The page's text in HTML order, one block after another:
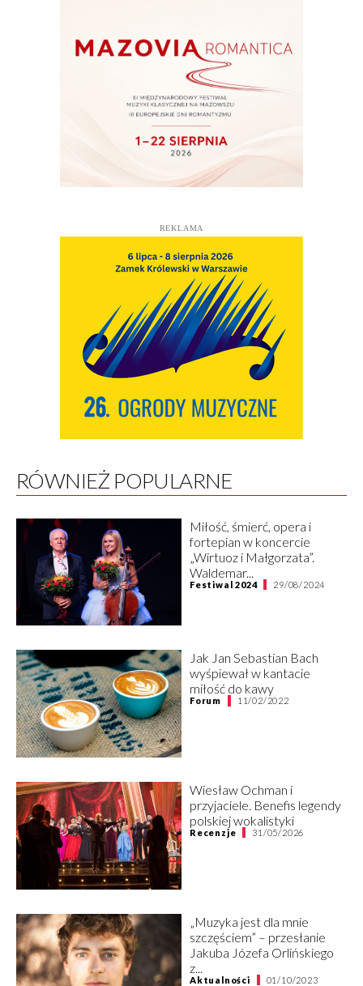
REKLAMA
RÓWNIEŻ POPULARNE
Miłość, śmierć, opera i
fortepian w koncercie
„Wirtuoz i Małgorzata”.
Waldemar...
Festiwal 2024 29/08/2024
Jak Jan Sebastian Bach
wyśpiewał w kantacie
miłość do kawy
Forum 11/02/2022
Wiesław Ochman i
przyjaciele. Benefis legendy
polskiej wokalistyki
Recenzje 31/05/2026
„Muzyka jest dla mnie
szczęściem” – przesłanie
Jakuba Józefa Orlińskiego
z...
Aktualności 01/10/2023